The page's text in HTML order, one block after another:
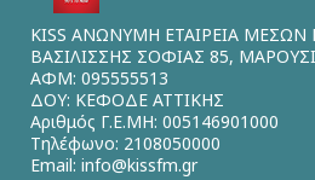
KISS ΑΝΩΝΥΜΗ ΕΤΑΙΡΕΙΑ
ΒΑΣΙΛΙΣΣΗΣ ΣΟΦΙΑΣ 85,
ΑΦΜ: 095555513
ΔΟΥ: ΚΕΦΟΔΕ ΑΤΤΙΚΗΣ
Αριθμός Γ.Ε.ΜΗ: 005146901000
Τηλέφωνο: 2108050000
Email: info@kissfm.gr